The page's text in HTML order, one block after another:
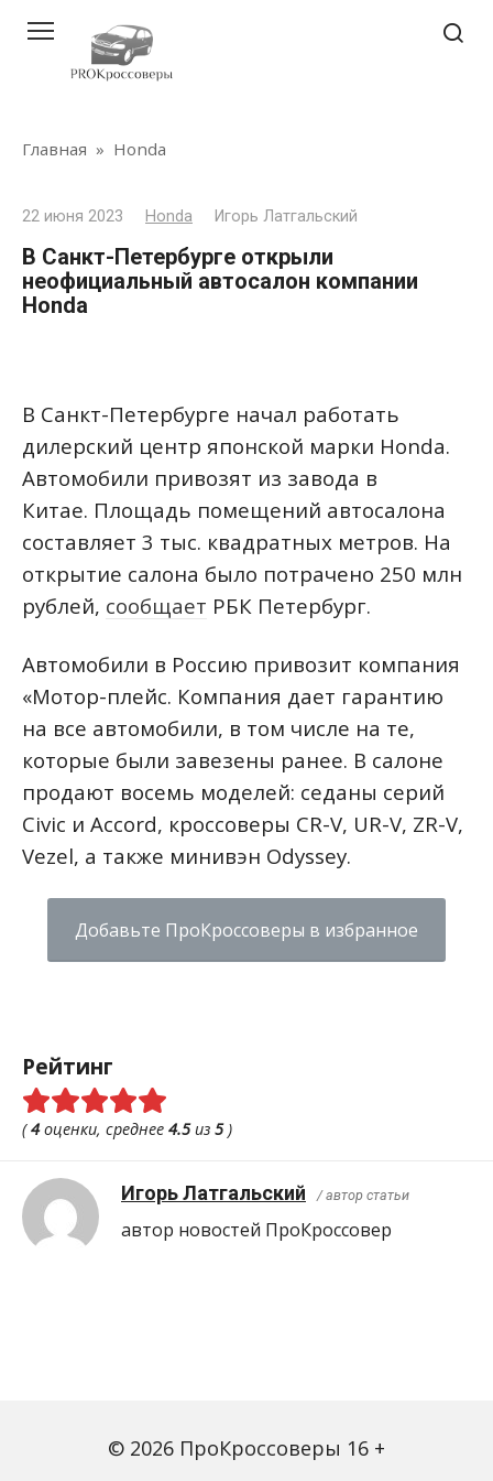
контенту
Главная » Honda
22 июня 2023 Honda Игорь Латгальский
В Санкт-Петербурге открыли
неофициальный автосалон компании
Honda
В Санкт-Петербурге начал работать
дилерский центр японской марки Honda.
Автомобили привозят из завода в
Китае. Площадь помещений автосалона
составляет 3 тыс. квадратных метров. На
открытие салона было потрачено 250 млн
рублей, сообщает РБК Петербург.
Автомобили в Россию привозит компания
«Мотор-плейс. Компания дает гарантию
на все автомобили, в том числе на те,
которые были завезены ранее. В салоне
продают восемь моделей: седаны серий
Civic и Accord, кроссоверы CR-V, UR-V, ZR-V,
Vezel, а также минивэн Odyssey.
Добавьте ПроКроссоверы в избранное
Рейтинг
(4оценки, среднее 4.5из 5)
Игорь Латгальский / автор статьи
автор новостей ПроКроcсовер
© 2026 ПроКроссоверы 16 +